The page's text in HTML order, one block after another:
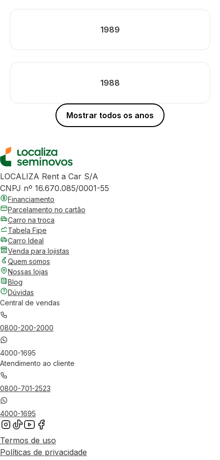
1989
1988
Mostrar todos os anos
LOCALIZA Rent a Car S/A
CNPJ nº 16.670.085/0001-55
Financiamento
Parcelamento no cartão
Carro na troca
Tabela Fipe
Carro Ideal
Venda para lojistas
Quem somos
Nossas lojas
Blog
Dúvidas
Central de vendas
0800-200-2000
4000-1695
Atendimento ao cliente
0800-701-2523
4000-1695
Termos de uso
Políticas de privacidade